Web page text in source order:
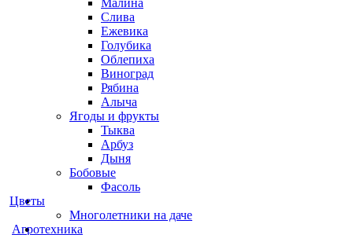
Слива
Ежевика
Голубика
Облепиха
Виноград
Рябина
Алыча
Ягоды и фрукты
Тыква
Арбуз
Дыня
Бобовые
Фасоль
Цветы
Многолетники на даче
Агротехника